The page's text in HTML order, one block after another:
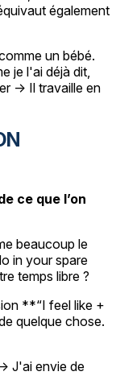
également
un bébé.
je l'ai déjà dit,
-> Il travaille en
ce que l’on
beaucoup le
in your spare
temps libre ?
**“I feel like +
quelque chose.
J'ai envie de